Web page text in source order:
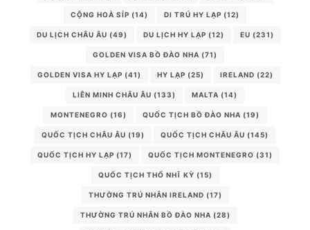
CỘNG HOÀ SÍP (14) DI TRÚ HY LẠP (12)
DU LỊCH CHÂU ÂU (49) DU LỊCH HY LẠP (12) EU (231)
GOLDEN VISA BỒ ĐÀO NHA (71)
GOLDEN VISA HY LẠP (41) HY LẠP (25) IRELAND (22)
LIÊN MINH CHÂU ÂU (133) MALTA (14)
MONTENEGRO (16) QUỐC TỊCH BỒ ĐÀO NHA (19)
QUỐC TỊCH CHÂU ÂU (19) QUỐC TỊCH CHÂU ÂU (145)
QUỐC TỊCH HY LẠP (17) QUỐC TỊCH MONTENEGRO (31)
QUỐC TỊCH THỔ NHĨ KỲ (15)
THƯỜNG TRÚ NHÂN IRELAND (17)
THƯỜNG TRÚ NHÂN BỒ ĐÀO NHA (28)